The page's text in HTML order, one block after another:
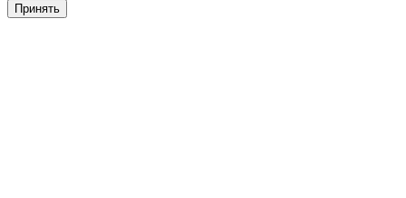
Принять